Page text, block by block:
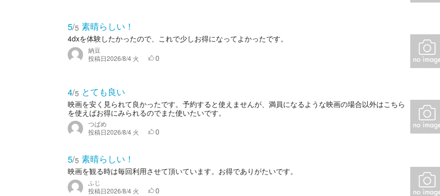
5/5 素晴らしい！
4dxを体験したかったので、これで少しお得になってよかったです。
納豆
投稿日2026/8/4 火 0
4/5 とても良い
映画を安く見られて良かったです。予約すると使えませんが、満員になるような映画の場合以外はこちら
を使えばお得にみられるのでまた使いたいです。
つばめ
投稿日2026/8/4 火 0
5/5 素晴らしい！
映画を観る時は毎回利用させて頂いています。お得でありがたいです。
ふじ
投稿日2026/8/4 火 0